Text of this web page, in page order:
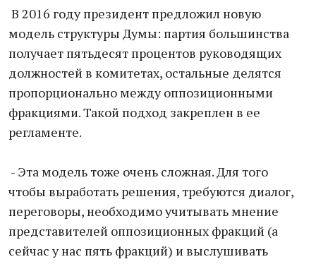
В 2016 году президент предложил новую
модель структуры Думы: партия большинства
получает пятьдесят процентов руководящих
должностей в комитетах, остальные делятся
пропорционально между оппозиционными
фракциями. Такой подход закреплен в ее
регламенте.
- Эта модель тоже очень сложная. Для того
чтобы выработать решения, требуются диалог,
переговоры, необходимо учитывать мнение
представителей оппозиционных фракций (а
сейчас у нас пять фракций) и выслушивать